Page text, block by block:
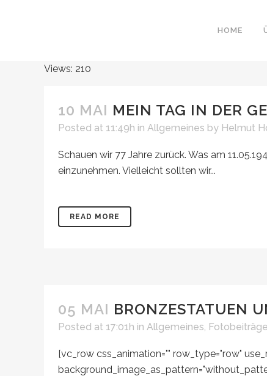
HOME
Views: 210
10 MAI MEIN TAG IN DER
Posted at 11:49h in Allgemeines by Helmut
Schauen wir 77 Jahre zurück. Was am
einzunehmen. Vielleicht sollten wir...
READ MORE
05 MAI BRONZESTATUEN
Posted at 17:01h in Allgemeines, Fotobeiträge
[vc_row css_animation="" row_type="row"